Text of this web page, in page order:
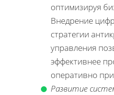
оптимизируя
Внедрение
стратегии
управления
эффективнее
оперативно
Развитие